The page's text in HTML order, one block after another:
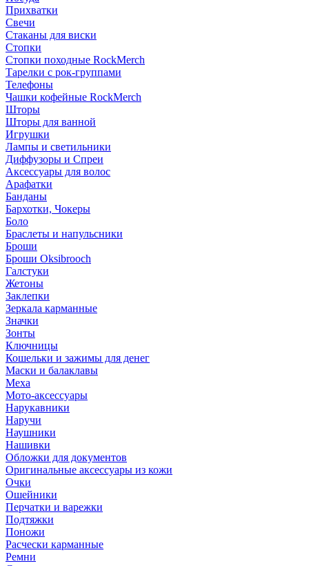
Прихватки
Свечи
Стаканы для виски
Стопки
Стопки походные RockMerch
Тарелки с рок-группами
Телефоны
Чашки кофейные RockMerch
Шторы
Шторы для ванной
Игрушки
Лампы и светильники
Диффузоры и Спреи
Аксессуары для волос
Арафатки
Банданы
Бархотки, Чокеры
Боло
Браслеты и напульсники
Броши
Броши Oksibrooch
Галстуки
Жетоны
Заклепки
Зеркала карманные
Значки
Зонты
Ключницы
Кошельки и зажимы для денег
Маски и балаклавы
Меха
Мото-аксессуары
Нарукавники
Наручи
Наушники
Нашивки
Обложки для документов
Оригинальные аксессуары из кожи
Очки
Ошейники
Перчатки и варежки
Подтяжки
Поножи
Расчески карманные
Ремни